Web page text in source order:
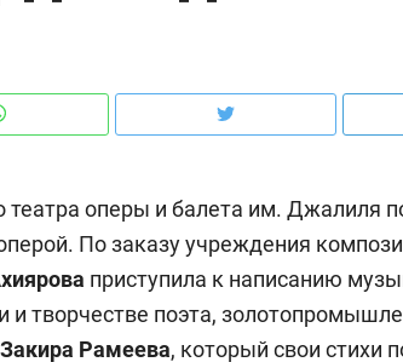
театра оперы и балета им. Джалиля
По заказу учреждения
приступила к написанию
и творчестве поэта,
Закира Рамеева, который свои стихи